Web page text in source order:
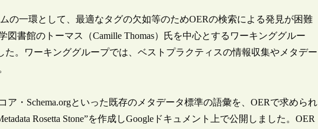
の一環として、最適なタグの欠如等のためOERの検索による発見が困難
書館のトーマス（Camille Thomas）氏を中心とするワーキンググルー
た。ワーキンググループでは、ベストプラクティスの情報収集やメタデー
・Schema.orgといった既存のメタデータ標準の語彙を、OERで求められ
Rosetta Stone”を作成しGoogleドキュメント上で公開しました。OER